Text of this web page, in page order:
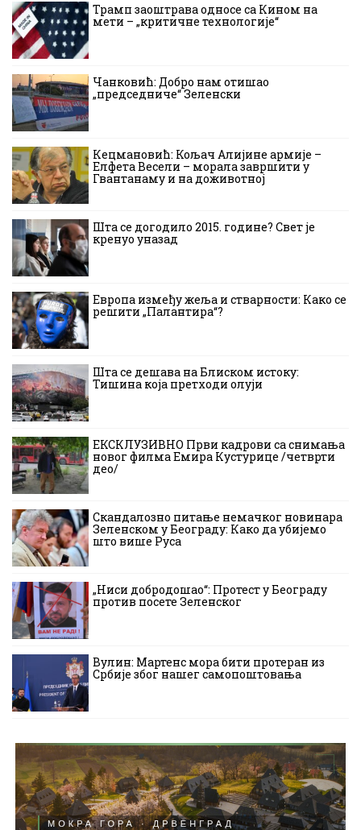
Трамп заоштрава односе са Кином на
мети – „критичне технологије“
Чанковић: Добро нам отишао
„председниче“ Зеленски
Кецмановић: Кољач Алијине армије –
Елфета Весели – морала завршити у
Гвантанаму и на доживотној
Шта се догодило 2015. године? Свет је
кренуо уназад
Европа између жеља и стварности: Како се
решити „Палантира“?
Шта се дешава на Блиском истоку:
Тишина која претходи олуји
ЕКСКЛУЗИВНО Први кадрови са снимања
новог филма Емира Кустурице /четврти
део/
Скандалозно питање немачког новинара
Зеленском у Београду: Како да убијемо
што више Руса
„Ниси добродошао“: Протест у Београду
против посете Зеленског
Вулин: Мартенс мора бити протеран из
Србије због нашег самопоштовања